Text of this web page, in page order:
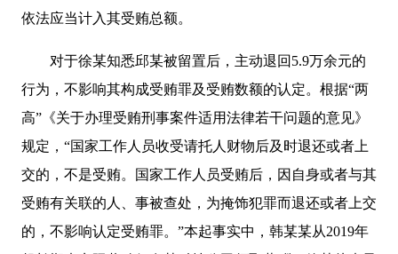
依法应当计入其受贿总额。
对于徐某知悉邱某被留置后，主动退回5.9万余元的
行为，不影响其构成受贿罪及受贿数额的认定。根据“两
高”《关于办理受贿刑事案件适用法律若干问题的意见》
规定，“国家工作人员收受请托人财物后及时退还或者上
交的，不是受贿。国家工作人员受贿后，因自身或者与其
受贿有关联的人、事被查处，为掩饰犯罪而退还或者上交
的，不影响认定受贿罪。”本起事实中，韩某某从2019年